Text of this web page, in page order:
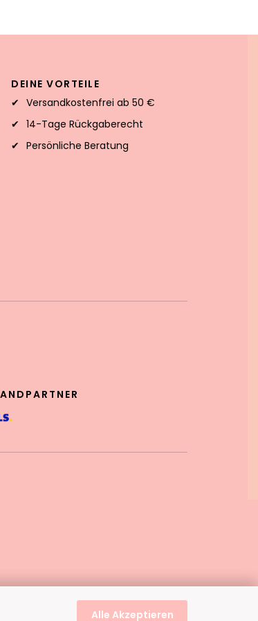
Alle Akzeptieren
DEINE VORTEILE
Versandkostenfrei ab 50 €
14-Tage Rückgaberecht
Persönliche Beratung